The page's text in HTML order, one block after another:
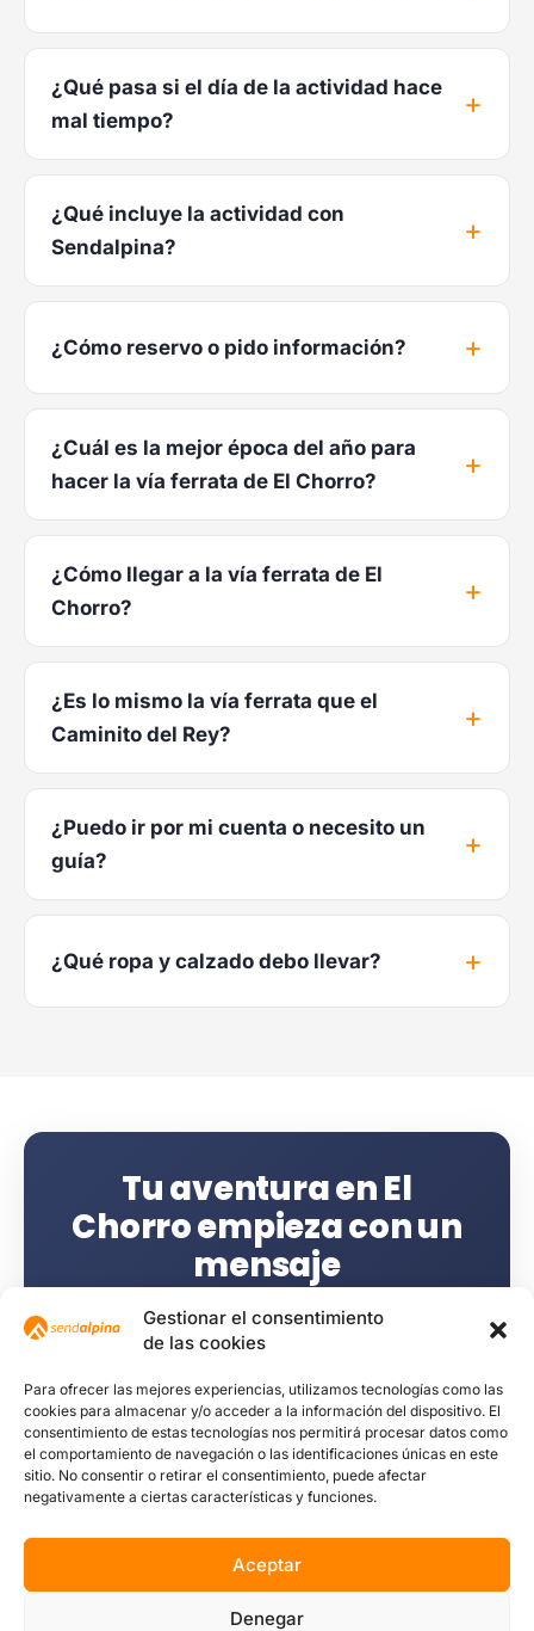
Gestionar el consentimiento
de las cookies
Para ofrecer las mejores experiencias, utilizamos tecnologías como las
cookies para almacenar y/o acceder a la información del dispositivo. El
consentimiento de estas tecnologías nos permitirá procesar datos como
el comportamiento de navegación o las identificaciones únicas en este
sitio. No consentir o retirar el consentimiento, puede afectar
negativamente a ciertas características y funciones.
Aceptar
Denegar
¿Qué pasa si el día de la actividad hace
mal tiempo?
¿Qué incluye la actividad con
Sendalpina?
¿Cómo reservo o pido información?
¿Cuál es la mejor época del año para
hacer la vía ferrata de El Chorro?
¿Cómo llegar a la vía ferrata de El
Chorro?
¿Es lo mismo la vía ferrata que el
Caminito del Rey?
¿Puedo ir por mi cuenta o necesito un
guía?
¿Qué ropa y calzado debo llevar?
Tu aventura en El
Chorro empieza con un
mensaje
Plazas limitadas por nuestro formato de
grupos reducidos. Escríbenos y reserva tu
experiencia con la cercanía y
profesionalidad que nos define.
Reservar por WhatsApp
Contactar de otra forma